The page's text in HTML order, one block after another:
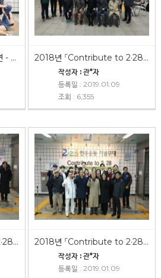
2018 명덕역 고교동아리 공연 - 원화여고 2018년 「Contribute to 2·28」 4차공연
작성자 : 관*자
등록일 : 2019.01.09
조회 : 6,355
2018년 「Contribute to 2·28」 3차공연 2018년 「Contribute to 2·28」 2차공연
작성자 : 관*자
등록일 : 2019.01.09